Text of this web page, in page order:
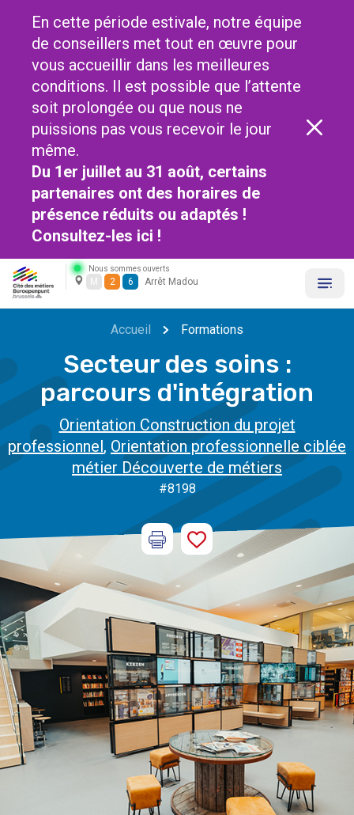
En cette période estivale, notre équipe
de conseillers met tout en œuvre pour
vous accueillir dans les meilleures
conditions. Il est possible que l’attente
soit prolongée ou que nous ne
puissions pas vous recevoir le jour
même.
Du 1er juillet au 31 août, certains
partenaires ont des horaires de
présence réduits ou adaptés !
Consultez-les ici !
Nous sommes ouverts
M 2 6 Arrêt Madou
Accueil Formations
Secteur des soins :
parcours d'intégration
Orientation Construction du projet
professionnel, Orientation professionnelle ciblée
métier Découverte de métiers
#8198